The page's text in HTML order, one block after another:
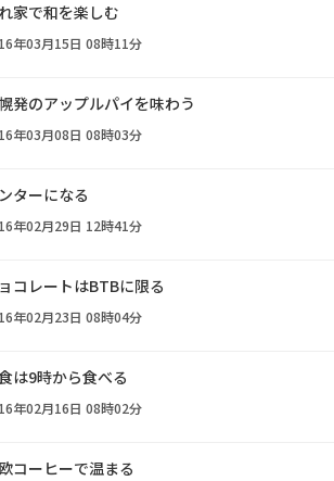
家で和を楽しむ
年03月15日 08時11分
発のアップルパイを味わう
年03月08日 08時03分
ターになる
年02月29日 12時41分
コレートはBTBに限る
年02月23日 08時04分
は9時から食べる
年02月16日 08時02分
コーヒーで温まる